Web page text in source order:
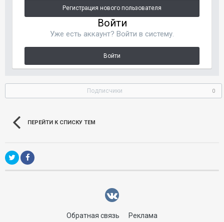
Регистрация нового пользователя
Войти
Уже есть аккаунт? Войти в систему.
Войти
Подписчики 0
ПЕРЕЙТИ К СПИСКУ ТЕМ
Обратная связь Реклама